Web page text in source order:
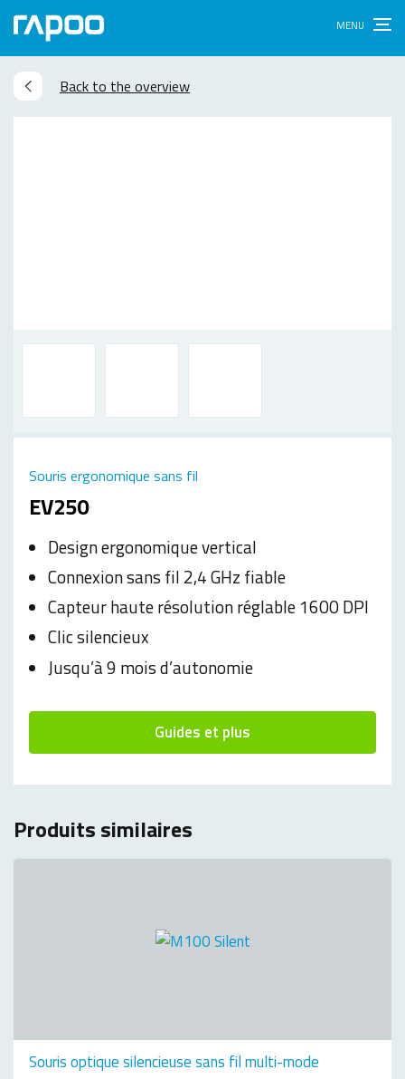
Back to the overview
EV250
Souris ergonomique sans fil
Design ergonomique vertical
Connexion sans fil 2,4 GHz fiable
Capteur haute résolution réglable 1600 DPI
Clic silencieux
Jusqu’à 9 mois d’autonomie
Guides et plus
Produits similaires
Souris optique silencieuse sans fil multi-mode